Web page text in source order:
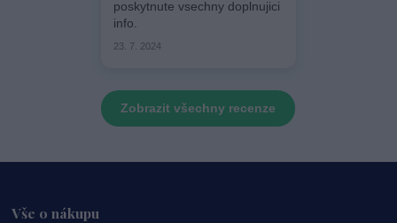
poskytnute vsechny doplnujici
info.
23. 7. 2024
Zobrazit všechny recenze
Vše o nákupu